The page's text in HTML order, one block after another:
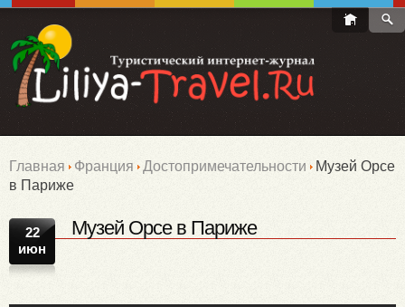
Главная Франция Достопримечательности
Музей Орсе
в Париже
22
июн
Музей Орсе в Париже